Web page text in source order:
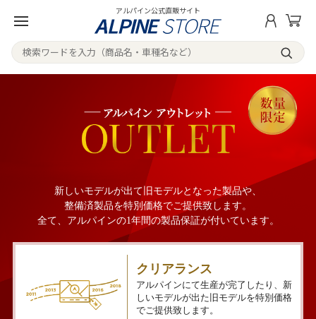
アルパイン公式直販サイト
新しいモデルが出て旧モデルとなった製品や、
整備済製品を特別価格でご提供致します。
全て、アルパインの1年間の製品保証が付いています。
クリアランス
アルパインにて生産が完了したり、新
しいモデルが出た旧モデルを特別価格
でご提供致します。